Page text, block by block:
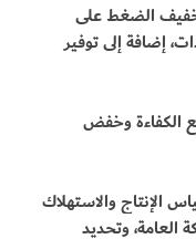
تخفيف الضغط على
إضافة إلى توفير
الكفاءة وخفض
الإنتاج والاستهلاك
العامة، وتحديد